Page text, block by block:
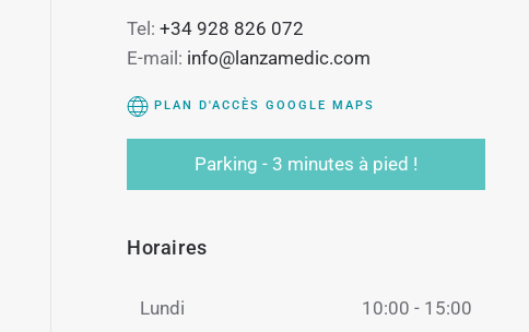
Tel: +34 928 826 072
E-mail: info@lanzamedic.com
PLAN D'ACCÈS GOOGLE MAPS
Parking - 3 minutes à pied !
Horaires
Lundi 10:00 - 15:00